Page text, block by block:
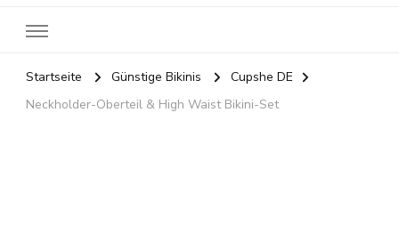
Startseite Günstige Bikinis
Cupshe DE
Neckholder-Oberteil & High Waist Bikini-Set